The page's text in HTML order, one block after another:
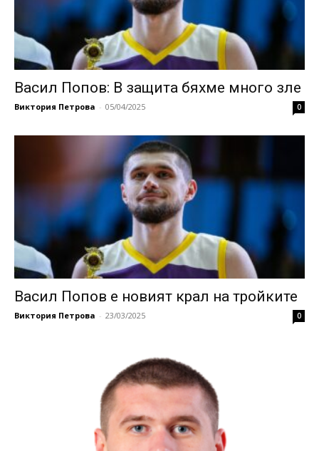
Васил Попов: В защита бяхме много зле
Виктория Петрова - 05/04/2025 0
Васил Попов е новият крал на тройките
Виктория Петрова - 23/03/2025 0